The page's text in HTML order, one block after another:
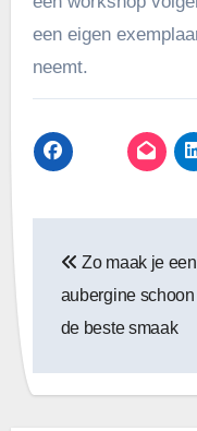
een eigen
neemt.
navigatie
Zo maak je een
aubergine
de beste smaak